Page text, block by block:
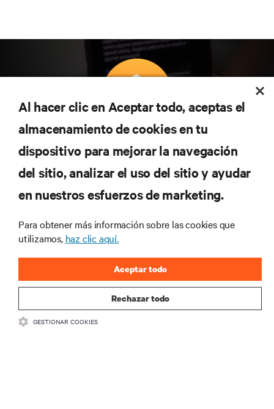
Suscríbete para conocer las últimas tendencias
tecnológicas
Recibe actualizaciones periódicas sobre los temas
más importantes del sector, con los últimos debates
y perspectivas de expertos sobre gestión de
centros de datos y gestión de infraestructuras.
REGÍSTRATE AHORA
Al hacer clic en Aceptar todo, aceptas el
almacenamiento de cookies en tu
dispositivo para mejorar la navegación
del sitio, analizar el uso del sitio y ayudar
en nuestros esfuerzos de marketing.
Para obtener más información sobre las cookies que
utilizamos, haz clic aquí.
Rechazar todo
Aceptar todo
GESTIONAR COOKIES